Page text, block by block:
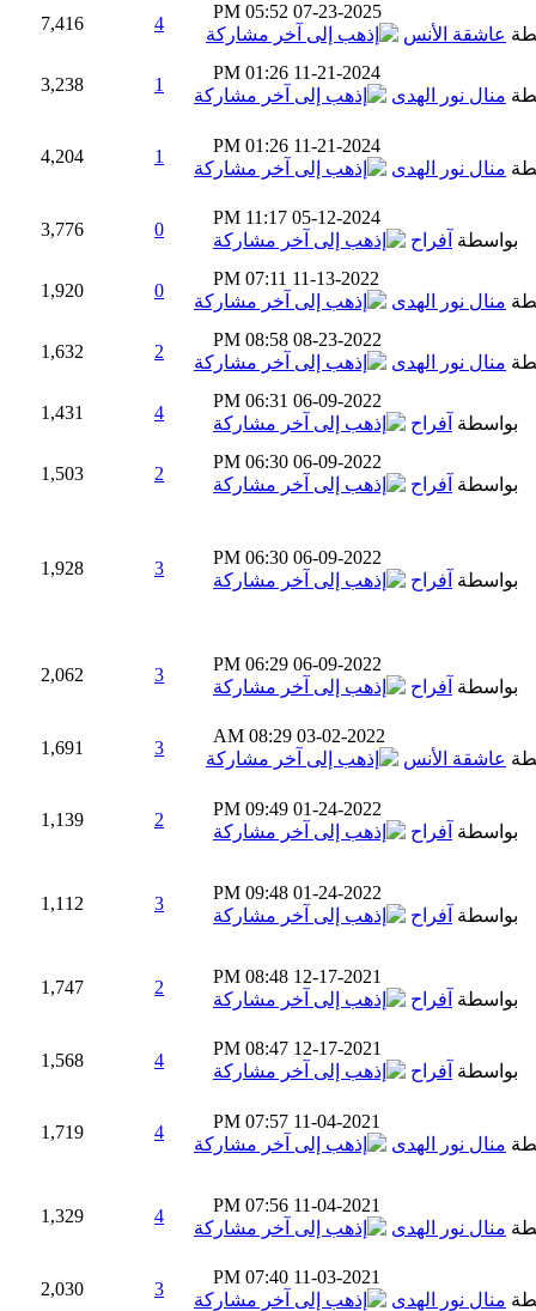
07-23-2025
05:52 PM
عاشقة الأنس
4
7,416
11-21-2024
01:26 PM
منال نور الهدى
1
3,238
11-21-2024
01:26 PM
منال نور الهدى
1
4,204
05-12-2024
11:17 PM
بواسطة آفراح
0
3,776
11-13-2022
07:11 PM
منال نور الهدى
0
1,920
08-23-2022
08:58 PM
منال نور الهدى
2
1,632
06-09-2022
06:31 PM
بواسطة آفراح
4
1,431
06-09-2022
06:30 PM
بواسطة آفراح
2
1,503
06-09-2022
06:30 PM
بواسطة آفراح
3
1,928
06-09-2022
06:29 PM
بواسطة آفراح
3
2,062
03-02-2022
08:29 AM
عاشقة الأنس
3
1,691
01-24-2022
09:49 PM
بواسطة آفراح
2
1,139
01-24-2022
09:48 PM
بواسطة آفراح
3
1,112
12-17-2021
08:48 PM
بواسطة آفراح
2
1,747
12-17-2021
08:47 PM
بواسطة آفراح
4
1,568
11-04-2021
07:57 PM
منال نور الهدى
4
1,719
11-04-2021
07:56 PM
منال نور الهدى
4
1,329
11-03-2021
07:40 PM
منال نور الهدى
3
2,030